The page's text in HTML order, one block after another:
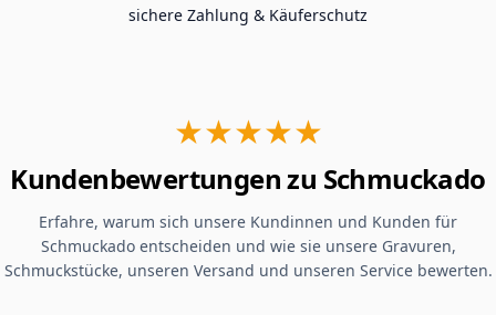
sichere Zahlung & Käuferschutz
★★★★★
Kundenbewertungen zu Schmuckado
Erfahre, warum sich unsere Kundinnen und Kunden für
Schmuckado entscheiden und wie sie unsere Gravuren,
Schmuckstücke, unseren Versand und unseren Service bewerten.